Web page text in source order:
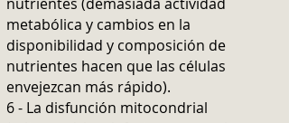
metabólica y cambios en la
disponibilidad y composición de
nutrientes hacen que las células
envejezcan más rápido).
6 - La disfunción mitocondrial